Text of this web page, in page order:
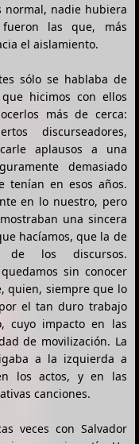
normal, nadie hubiera
fueron las que, más
el aislamiento.
sólo se hablaba de
hicimos con ellos
más de cerca:
discurseadores,
aplausos a una
demasiado
tenían en esos años.
en lo nuestro, pero
una sincera
hacíamos, que la de
los discursos.
sin conocer
quien, siempre que lo
el tan duro trabajo
cuyo impacto en las
de movilización. La
a la izquierda a
los actos, y en las
canciones.
veces con Salvador